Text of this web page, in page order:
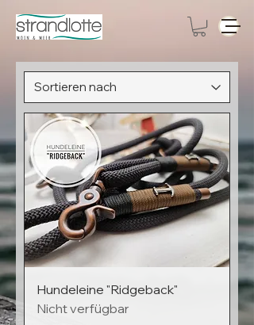
Hundeleine "Ridgeback"
Nicht verfügbar